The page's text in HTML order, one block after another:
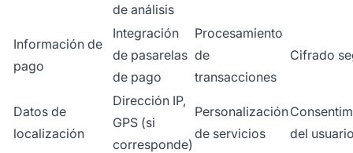
de análisis
Información de
pago
Integración
de pasarelas
de pago
Procesamiento
de
transacciones
Cifrado
Datos de
localización
Dirección IP,
GPS (si
corresponde)
Personalización
de servicios
del